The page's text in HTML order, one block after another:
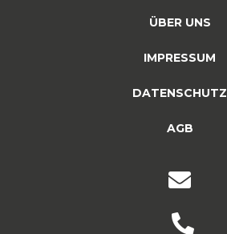
ÜBER UNS
IMPRESSUM
DATENSCHUTZ
AGB